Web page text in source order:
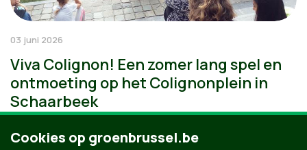
03 juni 2026
Viva Colignon! Een zomer lang spel en
ontmoeting op het Colignonplein in
Schaarbeek
Cookies op groenbrussel.be